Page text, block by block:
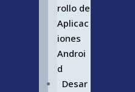
rollo de
Aplicac
iones
Androi
d
Desar